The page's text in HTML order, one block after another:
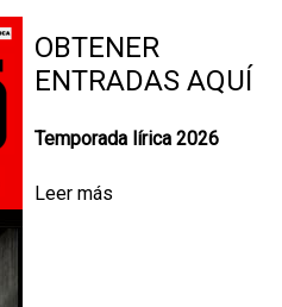
OBTENER
ENTRADAS AQUÍ
Temporada lírica 2026
Leer más